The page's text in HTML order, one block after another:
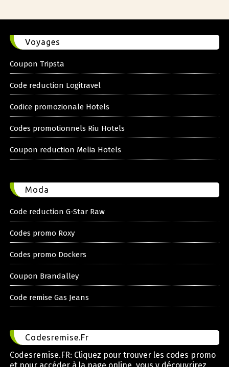
Voyages
Coupon Tripsta
Code reduction Logitravel
Codice promozionale Hotels
Codes promotionnels Riu Hotels
Coupon reduction Melia Hotels
Moda
Code reduction G-Star Raw
Codes promo Roxy
Codes promo Dockers
Coupon Brandalley
Code remise Gas Jeans
Codesremise.Fr
Codesremise.FR: Cliquez pour trouver les codes promo